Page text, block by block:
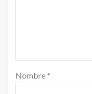
Nombre *